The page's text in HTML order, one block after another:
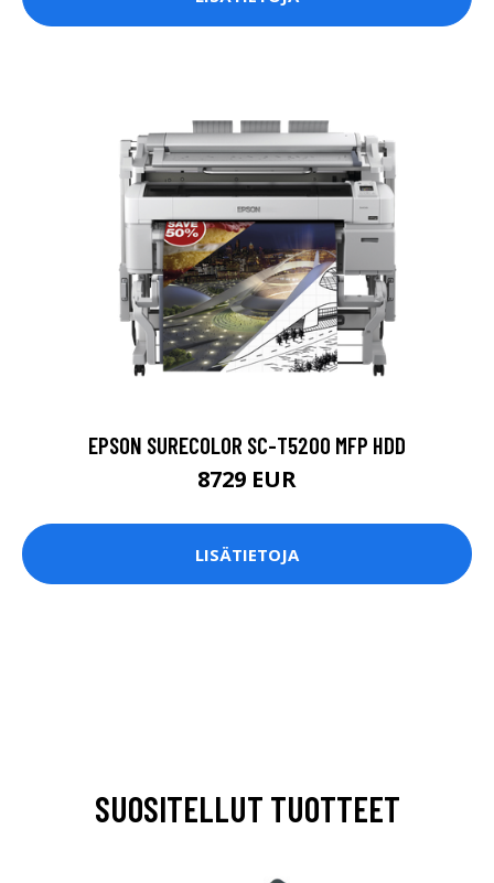
EPSON SURECOLOR SC-T5200 MFP HDD
8729 EUR
LISÄTIETOJA
SUOSITELLUT TUOTTEET